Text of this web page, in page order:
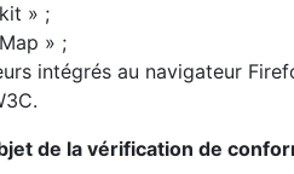
» ;
» ;
intégrés au navigateur
de la vérification de